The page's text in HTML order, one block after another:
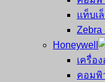
แท็บเ
Zebra
Honeywell
เครื่อ
คอมพิ